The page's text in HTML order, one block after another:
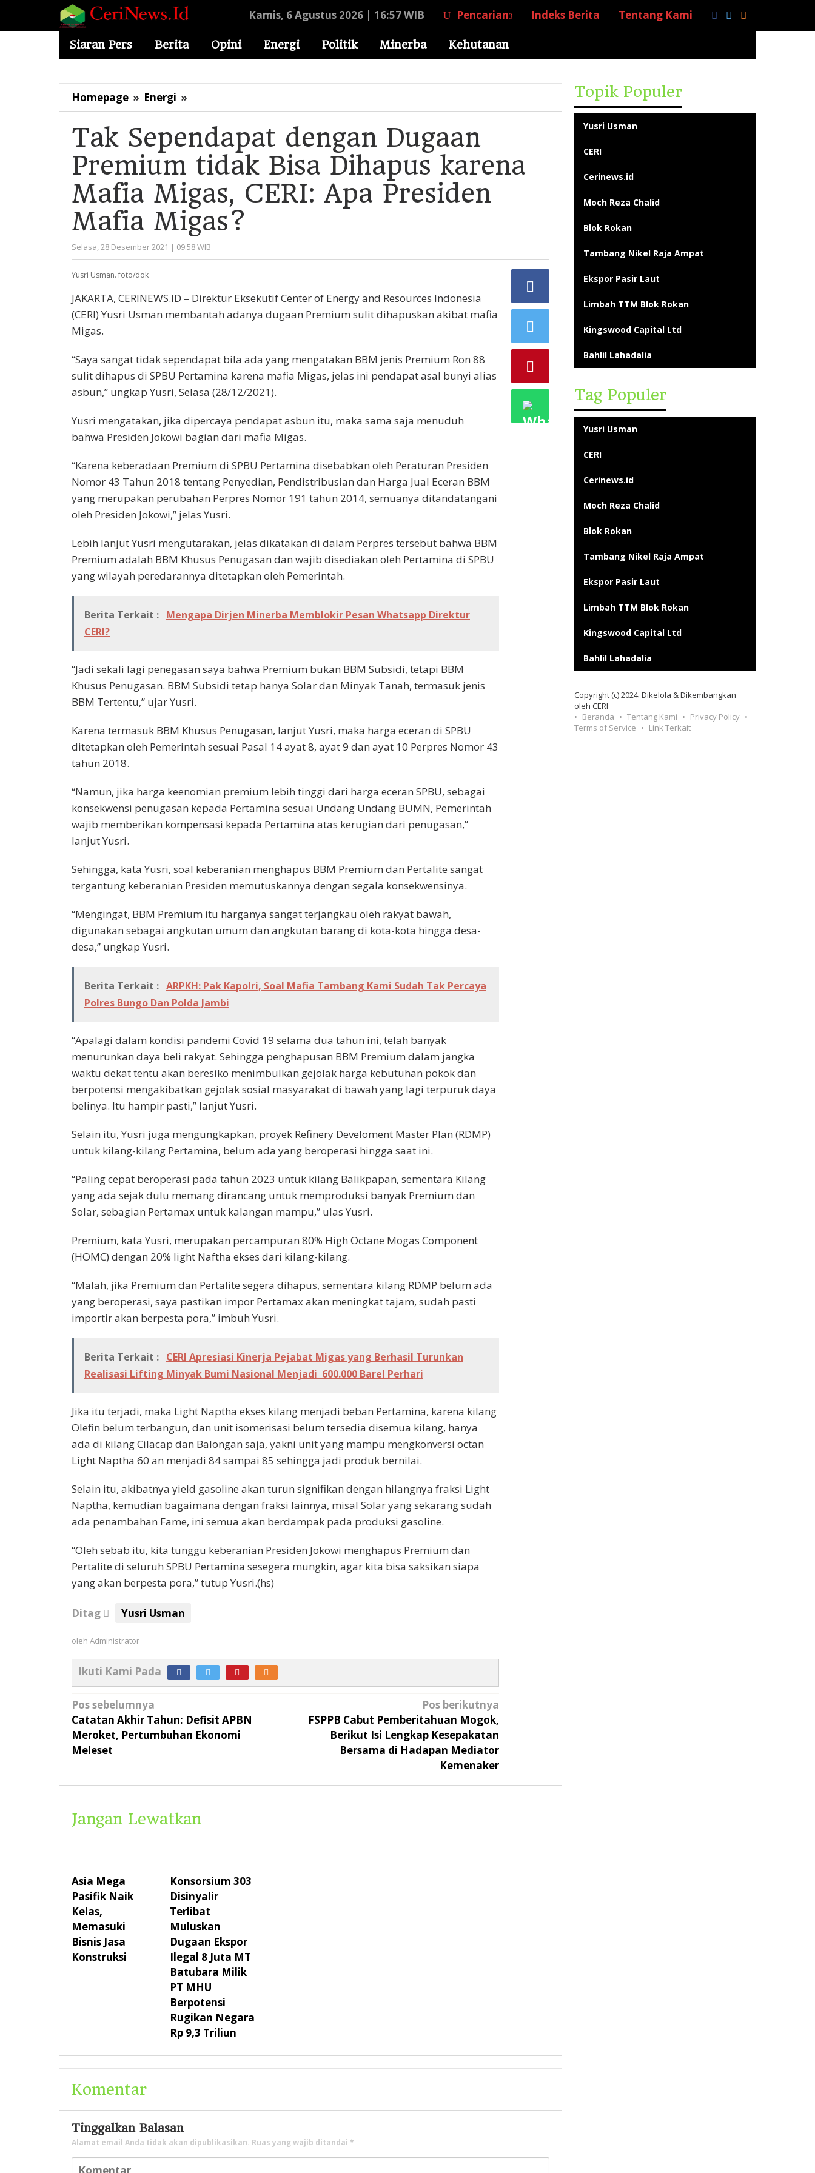
Kamis, 6 Agustus 2026 | 16:57 WIB Pencarian Indeks Berita Tentang Kami
Siaran Pers Berita Opini Energi Politik Minerba Kehutanan
Homepage » Energi »
Sependapat
dengan
Dugaan
Premium
tidak
Bisa
Dihapus
karena
Mafia
Migas,
CERI:
Presiden
Mafia
Tak Sependapat dengan Dugaan
Premium tidak Bisa Dihapus karena
Mafia Migas, CERI: Apa Presiden
Mafia Migas?
Selasa, 28 Desember 2021 | 09:58 WIB
Administrator
Yusri Usman. foto/dok
JAKARTA, CERINEWS.ID – Direktur Eksekutif Center of Energy and Resources Indonesia
(CERI) Yusri Usman membantah adanya dugaan Premium sulit dihapuskan akibat mafia
Migas.
“Saya sangat tidak sependapat bila ada yang mengatakan BBM jenis Premium Ron 88
sulit dihapus di SPBU Pertamina karena mafia Migas, jelas ini pendapat asal bunyi alias
asbun,” ungkap Yusri, Selasa (28/12/2021).
Yusri mengatakan, jika dipercaya pendapat asbun itu, maka sama saja menuduh
bahwa Presiden Jokowi bagian dari mafia Migas.
“Karena keberadaan Premium di SPBU Pertamina disebabkan oleh Peraturan Presiden
Nomor 43 Tahun 2018 tentang Penyedian, Pendistribusian dan Harga Jual Eceran BBM
yang merupakan perubahan Perpres Nomor 191 tahun 2014, semuanya ditandatangani
oleh Presiden Jokowi,” jelas Yusri.
Lebih lanjut Yusri mengutarakan, jelas dikatakan di dalam Perpres tersebut bahwa BBM
Premium adalah BBM Khusus Penugasan dan wajib disediakan oleh Pertamina di SPBU
yang wilayah peredarannya ditetapkan oleh Pemerintah.
Berita Terkait : Mengapa Dirjen Minerba Memblokir Pesan Whatsapp Direktur
CERI?
“Jadi sekali lagi penegasan saya bahwa Premium bukan BBM Subsidi, tetapi BBM
Khusus Penugasan. BBM Subsidi tetap hanya Solar dan Minyak Tanah, termasuk jenis
BBM Tertentu,” ujar Yusri.
Karena termasuk BBM Khusus Penugasan, lanjut Yusri, maka harga eceran di SPBU
ditetapkan oleh Pemerintah sesuai Pasal 14 ayat 8, ayat 9 dan ayat 10 Perpres Nomor 43
tahun 2018.
“Namun, jika harga keenomian premium lebih tinggi dari harga eceran SPBU, sebagai
konsekwensi penugasan kepada Pertamina sesuai Undang Undang BUMN, Pemerintah
wajib memberikan kompensasi kepada Pertamina atas kerugian dari penugasan,”
lanjut Yusri.
Sehingga, kata Yusri, soal keberanian menghapus BBM Premium dan Pertalite sangat
tergantung keberanian Presiden memutuskannya dengan segala konsekwensinya.
“Mengingat, BBM Premium itu harganya sangat terjangkau oleh rakyat bawah,
digunakan sebagai angkutan umum dan angkutan barang di kota-kota hingga desa-
desa,” ungkap Yusri.
Berita Terkait : ARPKH: Pak Kapolri, Soal Mafia Tambang Kami Sudah Tak Percaya
Polres Bungo Dan Polda Jambi
“Apalagi dalam kondisi pandemi Covid 19 selama dua tahun ini, telah banyak
menurunkan daya beli rakyat. Sehingga penghapusan BBM Premium dalam jangka
waktu dekat tentu akan beresiko menimbulkan gejolak harga kebutuhan pokok dan
berpotensi mengakibatkan gejolak sosial masyarakat di bawah yang lagi terpuruk daya
belinya. Itu hampir pasti,” lanjut Yusri.
Selain itu, Yusri juga mengungkapkan, proyek Refinery Develoment Master Plan (RDMP)
untuk kilang-kilang Pertamina, belum ada yang beroperasi hingga saat ini.
“Paling cepat beroperasi pada tahun 2023 untuk kilang Balikpapan, sementara Kilang
yang ada sejak dulu memang dirancang untuk memproduksi banyak Premium dan
Solar, sebagian Pertamax untuk kalangan mampu,” ulas Yusri.
Premium, kata Yusri, merupakan percampuran 80% High Octane Mogas Component
(HOMC) dengan 20% light Naftha ekses dari kilang-kilang.
“Malah, jika Premium dan Pertalite segera dihapus, sementara kilang RDMP belum ada
yang beroperasi, saya pastikan impor Pertamax akan meningkat tajam, sudah pasti
importir akan berpesta pora,” imbuh Yusri.
Berita Terkait : CERI Apresiasi Kinerja Pejabat Migas yang Berhasil Turunkan
Realisasi Lifting Minyak Bumi Nasional Menjadi 600.000 Barel Perhari
Jika itu terjadi, maka Light Naptha ekses kilang menjadi beban Pertamina, karena kilang
Olefin belum terbangun, dan unit isomerisasi belum tersedia disemua kilang, hanya
ada di kilang Cilacap dan Balongan saja, yakni unit yang mampu mengkonversi octan
Light Naptha 60 an menjadi 84 sampai 85 sehingga jadi produk bernilai.
Selain itu, akibatnya yield gasoline akan turun signifikan dengan hilangnya fraksi Light
Naptha, kemudian bagaimana dengan fraksi lainnya, misal Solar yang sekarang sudah
ada penambahan Fame, ini semua akan berdampak pada produksi gasoline.
“Oleh sebab itu, kita tunggu keberanian Presiden Jokowi menghapus Premium dan
Pertalite di seluruh SPBU Pertamina sesegera mungkin, agar kita bisa saksikan siapa
yang akan berpesta pora,” tutup Yusri.(hs)
Ditag Yusri Usman
oleh Administrator
Ikuti Kami Pada
Navigasi
pos
Pos sebelumnya
Catatan Akhir Tahun: Defisit APBN
Meroket, Pertumbuhan Ekonomi
Meleset
Pos berikutnya
FSPPB Cabut Pemberitahuan Mogok,
Berikut Isi Lengkap Kesepakatan
Bersama di Hadapan Mediator
Kemenaker
Jangan Lewatkan
Asia Mega
Pasifik Naik
Kelas,
Memasuki
Bisnis Jasa
Konstruksi
Konsorsium 303
Disinyalir
Terlibat
Muluskan
Dugaan Ekspor
Ilegal 8 Juta MT
Batubara Milik
PT MHU
Berpotensi
Rugikan Negara
Rp 9,3 Triliun
Komentar
Tinggalkan Balasan
Alamat email Anda tidak akan dipublikasikan. Ruas yang wajib ditandai *
Topik Populer
Yusri Usman
CERI
Cerinews.id
Moch Reza Chalid
Blok Rokan
Tambang Nikel Raja Ampat
Ekspor Pasir Laut
Limbah TTM Blok Rokan
Kingswood Capital Ltd
Bahlil Lahadalia
Tag Populer
Yusri Usman
CERI
Cerinews.id
Moch Reza Chalid
Blok Rokan
Tambang Nikel Raja Ampat
Ekspor Pasir Laut
Limbah TTM Blok Rokan
Kingswood Capital Ltd
Bahlil Lahadalia
Copyright (c) 2024. Dikelola & Dikembangkan
oleh CERI
Beranda
Tentang Kami
Privacy Policy
Terms of Service
Link Terkait